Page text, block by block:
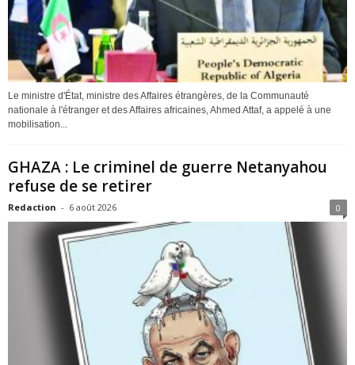
Le ministre d'État, ministre des Affaires étrangères, de la Communauté
nationale à l'étranger et des Affaires africaines, Ahmed Attaf, a appelé à une
mobilisation...
GHAZA : Le criminel de guerre Netanyahou
refuse de se retirer
Redaction - 6 août 2026 0